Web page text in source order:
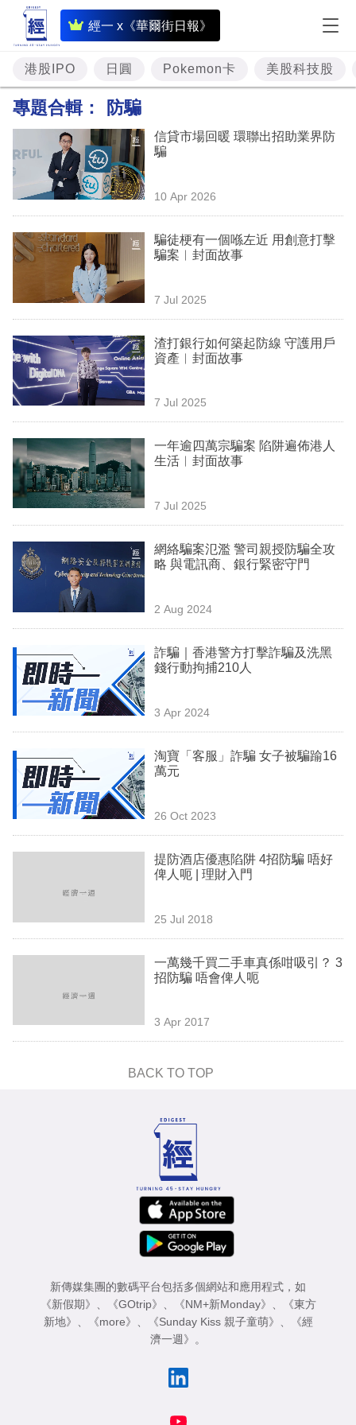
經一 x《華爾街日報》
即
時
財
經
題
投
資
樓
理
商
業
科
技
職
場
生
時
訂
閱
港股IPO 日圓 Pokemon卡 美股科技股
專題合輯： 防騙
信貸市場回暖 環聯出招助業界防
騙
10 Apr 2026
騙徒梗有一個喺左近 用創意打擊
騙案︳封面故事
7 Jul 2025
渣打銀行如何築起防線 守護用戶
資產︳封面故事
7 Jul 2025
一年逾四萬宗騙案 陷阱遍佈港人
生活︳封面故事
7 Jul 2025
網絡騙案氾濫 警司親授防騙全攻
略 與電訊商、銀行緊密守門
2 Aug 2024
詐騙｜香港警方打擊詐騙及洗黑
錢行動拘捕210人
3 Apr 2024
淘寶「客服」詐騙 女子被騙踰16
萬元
26 Oct 2023
提防酒店優惠陷阱 4招防騙 唔好
俾人呃 | 理財入門
25 Jul 2018
一萬幾千買二手車真係咁吸引？ 3
招防騙 唔會俾人呃
3 Apr 2017
BACK TO TOP
新傳媒集團的數碼平台包括多個網站和應用程式，如
《新假期》 、 《GOtrip》 、 《NM+新Monday》 、
《東方
新地》 、 《more》 、 《Sunday Kiss 親子童萌》 、
《經
濟一週》 。